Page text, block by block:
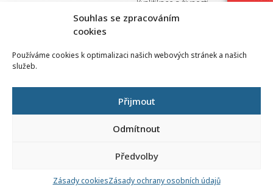
Souhlas se zpracováním
cookies
Používáme cookies k optimalizaci našich webových stránek a našich
služeb.
Přijmout
Odmítnout
Předvolby
Zásady cookiesZásady ochrany osobních údajů
Kvalifikace a živnosti
GDPR
Národní pedagogický institut ČR
Senovážné náměstí 25
110 00 Praha 1
Všechna práva vyhrazena | 2026